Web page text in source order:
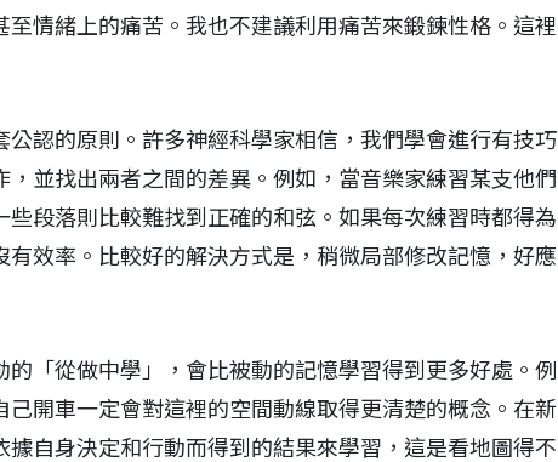
情緒上的痛苦。我也不建議利用痛苦來鍛鍊性格。這裡
認的原則。許多神經科學家相信，我們學會進行有技巧
並找出兩者之間的差異。例如，當音樂家練習某支他們
段落則比較難找到正確的和弦。如果每次練習時都得為
效率。比較好的解決方式是，稍微局部修改記憶，好應
「從做中學」，會比被動的記憶學習得到更多好處。例
開車一定會對這裡的空間動線取得更清楚的概念。在新
自身決定和行動而得到的結果來學習，這是看地圖得不